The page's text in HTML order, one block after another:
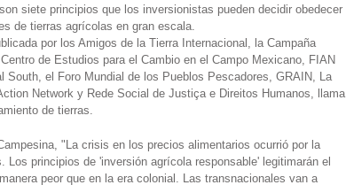
siete principios que los inversionistas pueden decidir obedecer
de tierras agrícolas en gran escala.
por los Amigos de la Tierra Internacional, la Campaña
de Estudios para el Cambio en el Campo Mexicano, FIAN
South, el Foro Mundial de los Pueblos Pescadores, GRAIN, La
Network y Rede Social de Justiça e Direitos Humanos, llama
de tierras.
"La crisis en los precios alimentarios ocurrió por la
Los principios de 'inversión agrícola responsable' legitimarán el
peor que en la era colonial. Las transnacionales van a